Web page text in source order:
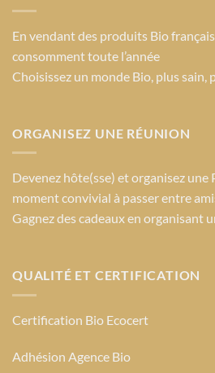
En vendant des produits Bio
consomment toute l’année
Choisissez un monde Bio, plus sain,
ORGANISEZ UNE RÉUNION
Devenez hôte(sse) et organisez une
moment convivial à passer entre
Gagnez des cadeaux en organisant
QUALITÉ ET CERTIFICATION
Certification Bio Ecocert
Adhésion Agence Bio